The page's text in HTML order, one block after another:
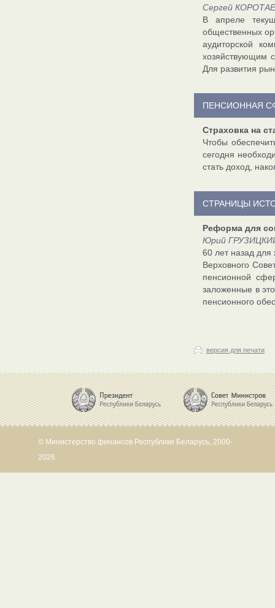
Сергей
В апреле
общественных
аудиторской
хозяйствующим
Для развития
ПЕНСИОННАЯ
Страховка на
Чтобы
сегодня
стать доход,
СТРАНИЦЫ
Реформа для
Юрий
60 лет назад
Верховного
пенсионной
заложенные в
пенсионного
версия для печати
© Министерство финансов Республики Беларусь, 2000-
2026.